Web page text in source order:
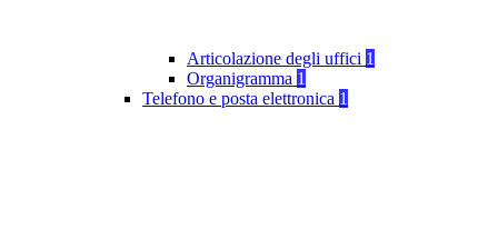
Articolazione degli uffici 1
Organigramma 1
Telefono e posta elettronica 1